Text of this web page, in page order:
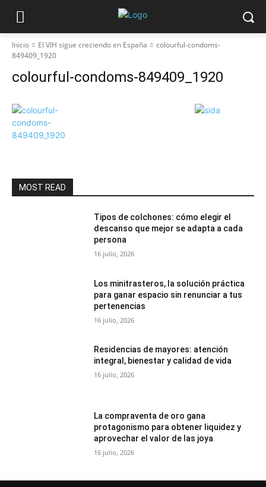
Inicio El VIH sigue creciendo en España
colourful-condoms-
849409_1920
colourful-condoms-849409_1920
MOST READ
Tipos de colchones: cómo elegir el
descanso que mejor se adapta a cada
persona
16 julio, 2026
Los minitrasteros, la solución práctica
para ganar espacio sin renunciar a tus
pertenencias
16 julio, 2026
Residencias de mayores: atención
integral, bienestar y calidad de vida
16 julio, 2026
La compraventa de oro gana
protagonismo para obtener liquidez y
aprovechar el valor de las joya
16 julio, 2026